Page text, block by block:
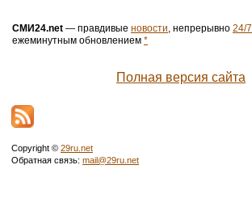
СМИ24.net — правдивые новости, непрерывно 24/7
ежеминутным обновлением *
Полная версия сайта
Copyright © 29ru.net
Обратная связь: mail@29ru.net